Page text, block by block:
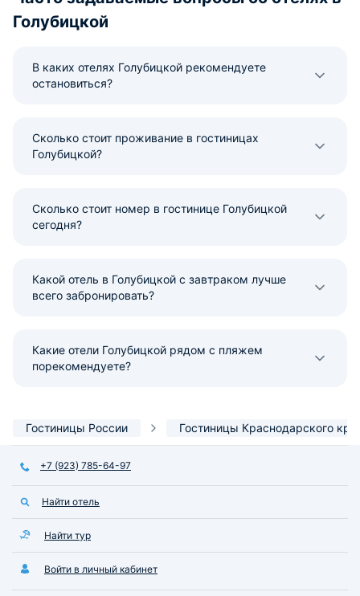
Голубицкой
В каких отелях Голубицкой рекомендуете
остановиться?
Сколько стоит проживание в гостиницах
Голубицкой?
Сколько стоит номер в гостинице Голубицкой
сегодня?
Какой отель в Голубицкой с завтраком лучше
всего забронировать?
Какие отели Голубицкой рядом с пляжем
порекомендуете?
Гостиницы России Гостиницы Краснодарского
+7 (923) 785-64-97
Найти отель
Найти тур
Войти в личный кабинет